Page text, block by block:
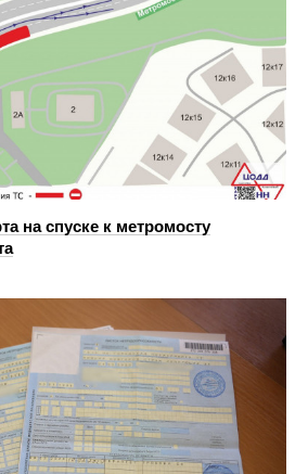
на спуске к метромосту